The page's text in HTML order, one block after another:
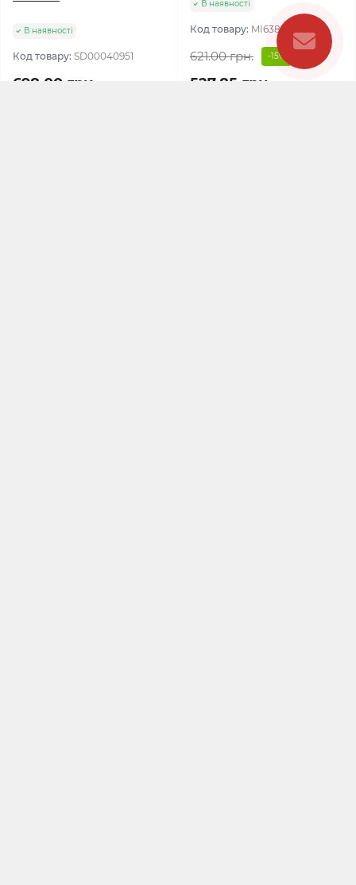
В наявності
Код товару: SD00040951
698.00 грн.
В наявності
Код товару: MI6384
621.00 грн. -15%
527.85 грн.